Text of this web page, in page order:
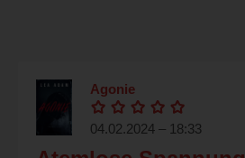
Agonie
04.02.2024 – 18:33